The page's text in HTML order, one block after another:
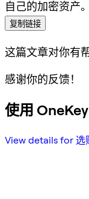
自己的加密资产。
复制链接
这篇文章对你有
感谢你的反馈！
使用
View details for 选